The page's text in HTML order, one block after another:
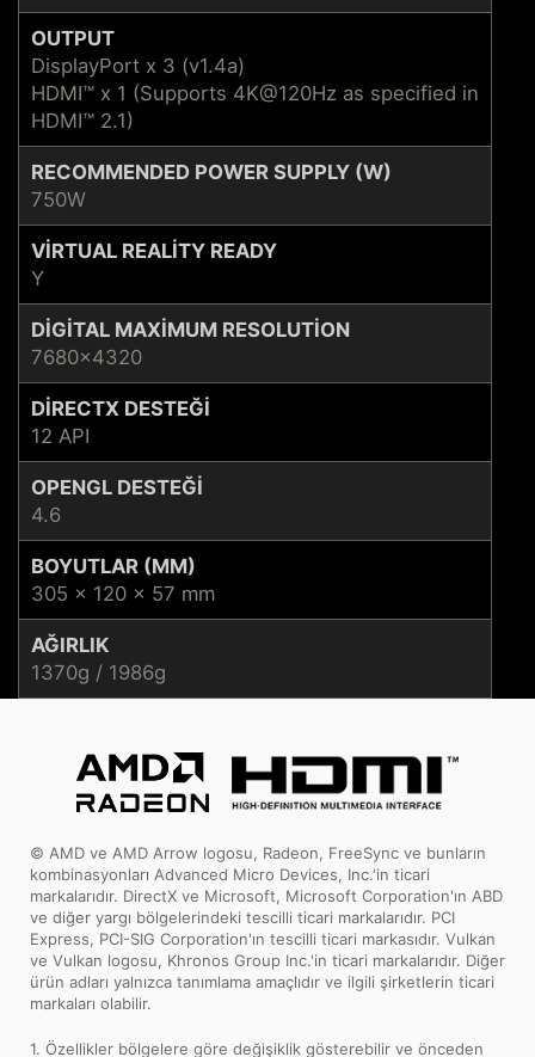
OUTPUT
DisplayPort x 3 (v1.4a)
HDMI™ x 1 (Supports 4K@120Hz as specified in
HDMI™ 2.1)
RECOMMENDED POWER SUPPLY (W)
750W
VIRTUAL REALITY READY
Y
DIGITAL MAXIMUM RESOLUTION
7680x4320
DIRECTX DESTEĞI
12 API
OPENGL DESTEĞI
4.6
BOYUTLAR (MM)
305 x 120 x 57 mm
AĞIRLIK
1370g / 1986g
© AMD ve AMD Arrow logosu, Radeon, FreeSync ve bunların
kombinasyonları Advanced Micro Devices, Inc.'in ticari
markalarıdır. DirectX ve Microsoft, Microsoft Corporation'ın ABD
ve diğer yargı bölgelerindeki tescilli ticari markalarıdır. PCI
Express, PCI-SIG Corporation'ın tescilli ticari markasıdır. Vulkan
ve Vulkan logosu, Khronos Group Inc.'in ticari markalarıdır. Diğer
ürün adları yalnızca tanımlama amaçlıdır ve ilgili şirketlerin ticari
markaları olabilir.
1. Özellikler bölgelere göre değişiklik gösterebilir ve önceden